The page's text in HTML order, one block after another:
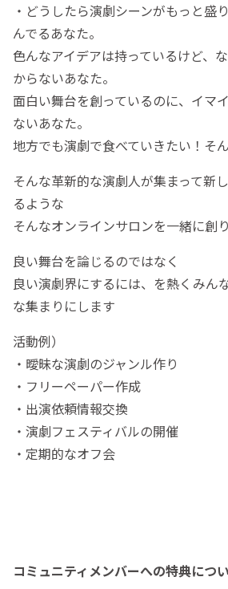
・どうしたら演劇シーンがもっと盛
んでるあなた。
色んなアイデアは持っているけど、
からないあなた。
面白い舞台を創っているのに、イマ
ないあなた。
地方でも演劇で食べていきたい！そ
そんな革新的な演劇人が集まって新
るような
そんなオンラインサロンを一緒に創
良い舞台を論じるのではなく
良い演劇界にするには、を熱くみん
な集まりにします
活動例）
・曖昧な演劇のジャンル作り
・フリーペーパー作成
・出演依頼情報交換
・演劇フェスティバルの開催
・定期的なオフ会
コミュニティメンバーへの特典につ